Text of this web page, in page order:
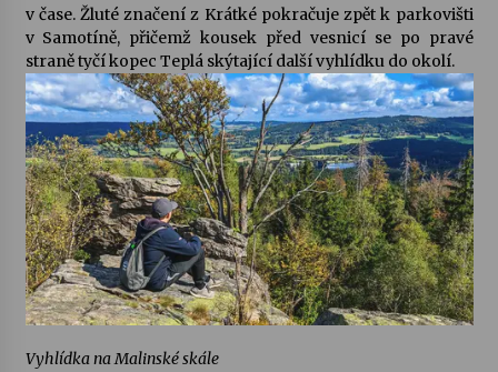
v čase. Žluté značení z Krátké pokračuje zpět k parkovišti
v Samotíně, přičemž kousek před vesnicí se po pravé
straně tyčí kopec Teplá skýtající další vyhlídku do okolí.
Vyhlídka na Malinské skále